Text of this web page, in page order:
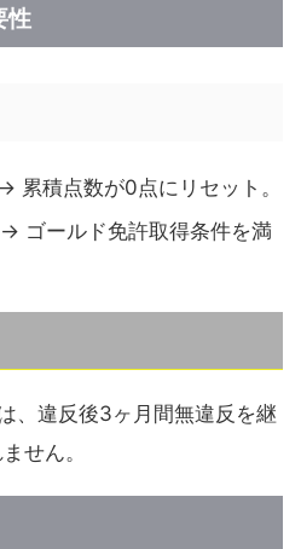
性
累積点数が0点にリセット。
ゴールド免許取得条件を満
、違反後3ヶ月間無違反を継
せん。